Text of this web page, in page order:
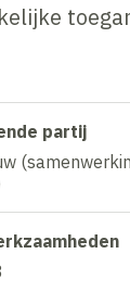
partij